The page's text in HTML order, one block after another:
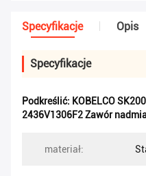
Specyfikacje Opis
Specyfikacje
Podkreślić: KOBELCO
2436V1306F2 Zawór
materiał: